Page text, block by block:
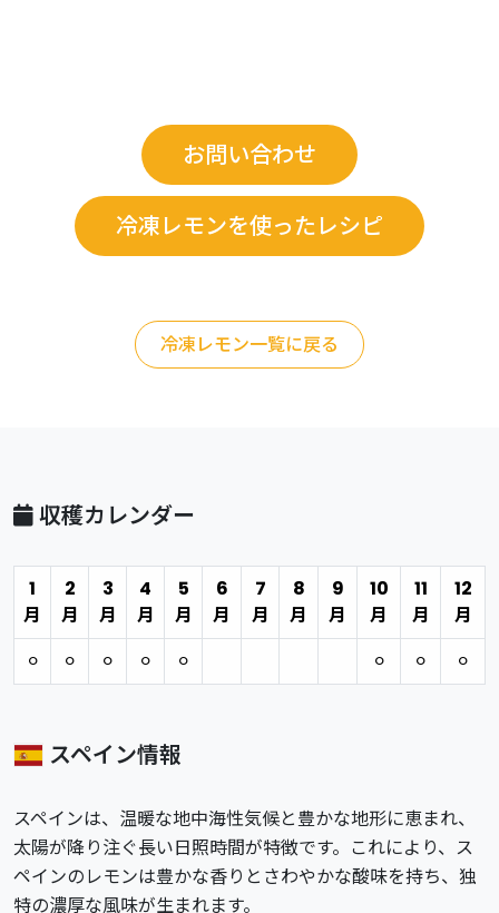
お問い合わせ
冷凍レモンを使ったレシピ
冷凍レモン一覧に戻る
収穫カレンダー
1
月
2
月
3
月
4
月
5
月
6
月
7
月
8
月
9
月
10
月
11
月
12
月
⚪︎
⚪︎ ⚪︎ ⚪︎ ⚪︎ ⚪︎ ⚪︎ ⚪︎
スペイン情報
スペインは、温暖な地中海性気候と豊かな地形に恵まれ、
太陽が降り注ぐ長い日照時間が特徴です。これにより、ス
ペインのレモンは豊かな香りとさわやかな酸味を持ち、独
特の濃厚な風味が生まれます。